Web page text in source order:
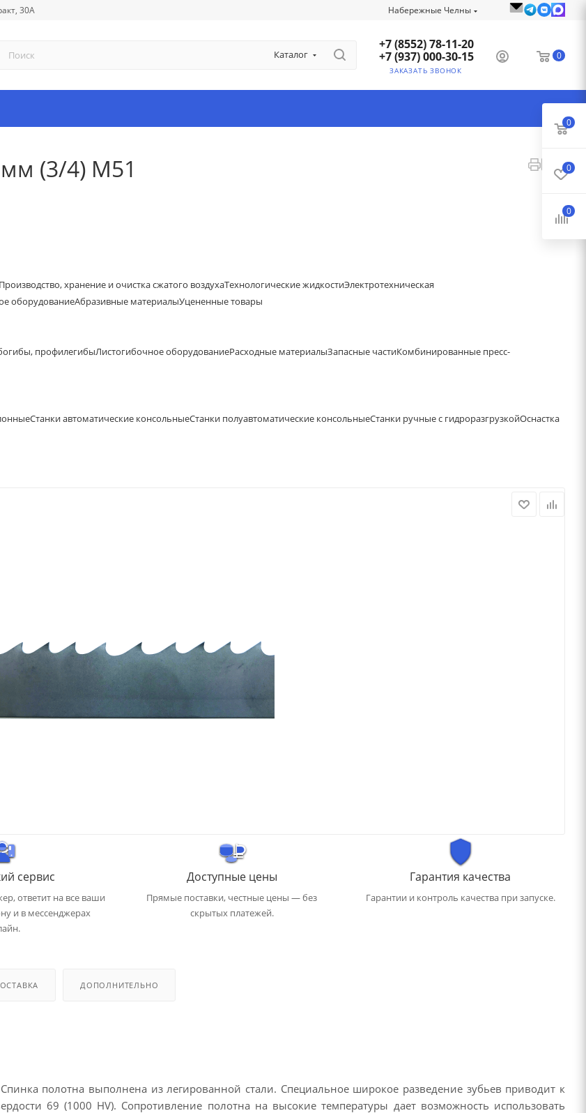
30А Набережные Челны
Каталог
+7 (8552) 78-11-20
+7 (937) 000-30-15
ЗАКАЗАТЬ ЗВОНОК
0
(3/4) М51
Производство, хранение и очистка сжатого воздухаТехнологические жидкостиЭлектротехническая
оборудованиеАбразивные материалыУцененные товары
профилегибыЛистогибочное оборудованиеРасходные материалыЗапасные частиКомбинированные пресс-
Станки автоматические консольныеСтанки полуавтоматические консольныеСтанки ручные с гидроразгрузкойОснастка
сервис
ответит на все ваши
и в мессенджерах
Доступные цены
Прямые поставки, честные цены — без
скрытых платежей.
Гарантия качества
Гарантии и контроль качества при запуске.
ДОПОЛНИТЕЛЬНО
полотна выполнена из легированной стали. Специальное широкое разведение зубьев приводит к
69 (1000 HV). Сопротивление полотна на высокие температуры дает возможность использовать
0
0
0